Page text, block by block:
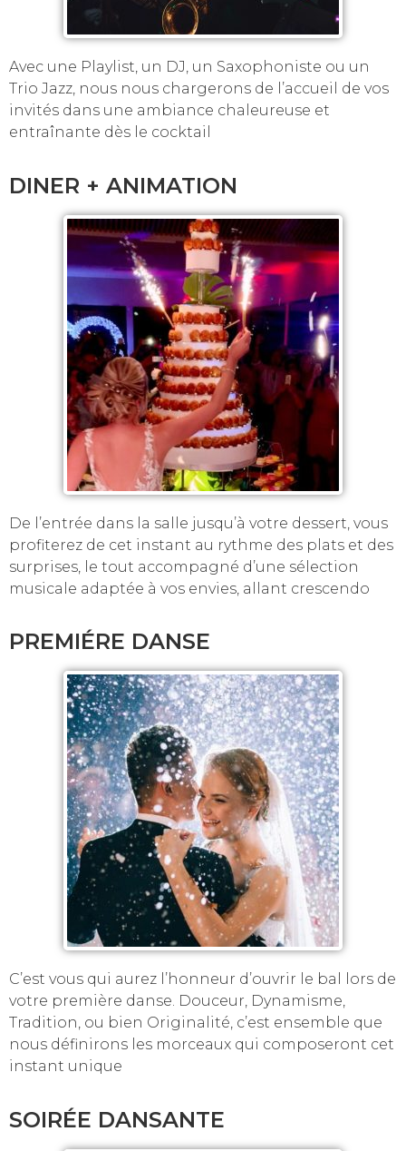
Avec une Playlist, un DJ, un Saxophoniste ou un
Trio Jazz, nous nous chargerons de l’accueil de vos
invités dans une ambiance chaleureuse et
entraînante dès le cocktail
DINER + ANIMATION
De l’entrée dans la salle jusqu’à votre dessert, vous
profiterez de cet instant au rythme des plats et des
surprises, le tout accompagné d’une sélection
musicale adaptée à vos envies, allant crescendo
PREMIÉRE DANSE
C’est vous qui aurez l’honneur d’ouvrir le bal lors de
votre première danse. Douceur, Dynamisme,
Tradition, ou bien Originalité, c’est ensemble que
nous définirons les morceaux qui composeront cet
instant unique
SOIRÉE DANSANTE